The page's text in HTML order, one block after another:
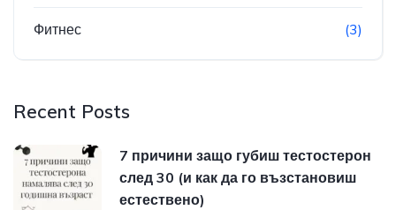
Фитнес (3)
Recent Posts
7 причини защо губиш тестостерон
след 30 (и как да го възстановиш
естествено)